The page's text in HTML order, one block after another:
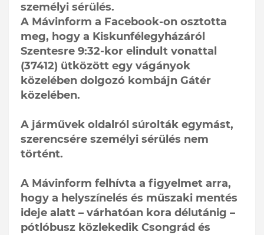
személyi sérülés.
A Mávinform a Facebook-on osztotta
meg, hogy a Kiskunfélegyházáról
Szentesre 9:32-kor elindult vonattal
(37412) ütközött egy vágányok
közelében dolgozó kombájn Gátér
közelében.
A járművek oldalról súrolták egymást,
szerencsére személyi sérülés nem
történt.
A Mávinform felhívta a figyelmet arra,
hogy a helyszínelés és műszaki mentés
ideje alatt – várhatóan kora délutánig –
pótlóbusz közlekedik Csongrád és